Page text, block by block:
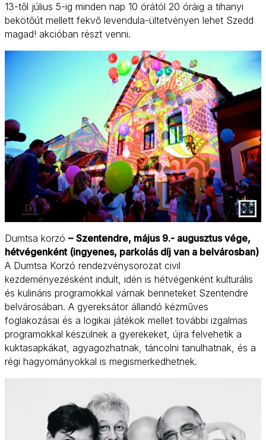
13-től július 5-ig minden nap 10 órától 20 óráig a tihanyi
bekötőút mellett fekvő levendula-ültetvényen lehet Szedd
magad! akcióban részt venni.
Dumtsa korzó – Szentendre, május 9.- augusztus vége,
hétvégenként (ingyenes, parkolás díj van a belvárosban)
A Dumtsa Korzó rendezvénysorozat civil
kezdeményezésként indult, idén is hétvégenként kulturális
és kulináris programokkal várnak benneteket Szentendre
belvárosában. A gyereksátor állandó kézműves
foglakozásai és a logikai játékok mellet további izgalmas
programokkal készülnek a gyerekeket, újra felvehetik a
kuktasapkákat, agyagozhatnak, táncolni tanulhatnak, és a
régi hagyományokkal is megismerkedhetnek.